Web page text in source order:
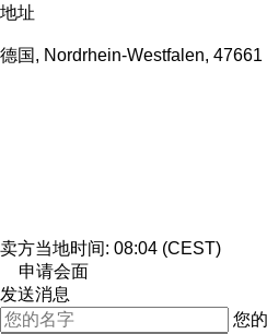
地址
德国, Nordrhein-Westfalen,
卖方当地时间: 08:04 (CEST)
申请会面
发送消息
您